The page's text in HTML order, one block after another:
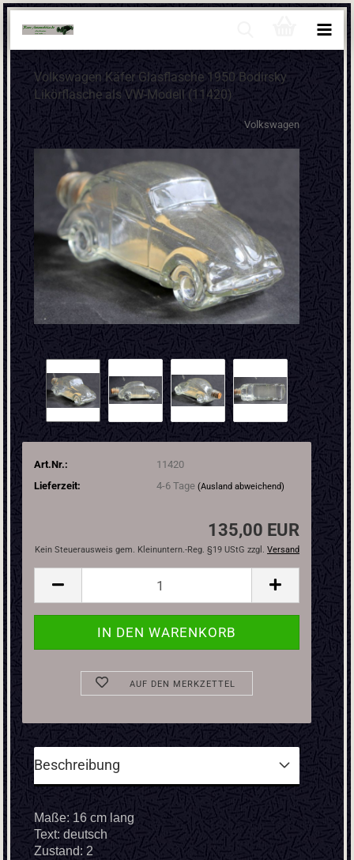
Volkswagen Käfer Glasflasche 1950 Bodirsky
Likörflasche als VW-Modell (11420)
Volkswagen
Art.Nr.:
11420
Lieferzeit:
4-6 Tage (Ausland abweichend)
135,00 EUR
Kein Steuerausweis gem. Kleinuntern.-Reg. §19 UStG zzgl. Versand
AUF DEN MERKZETTEL
Beschreibung
Maße: 16 cm lang
Text: deutsch
Zustand: 2